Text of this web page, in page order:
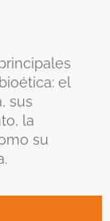
el
sus
la
su